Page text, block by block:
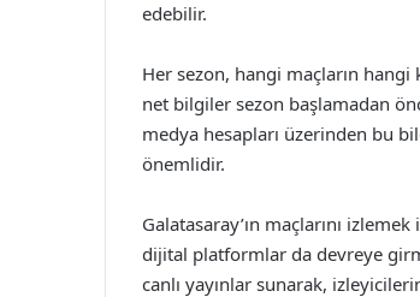
edebilir.
Her sezon, hangi maçların hangi
net bilgiler sezon başlamadan
medya hesapları üzerinden bu
önemlidir.
Galatasaray’ın maçlarını
dijital platformlar da devreye
canlı yayınlar sunarak,